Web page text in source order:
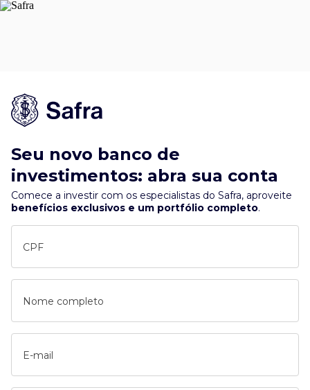
Seu novo banco de
investimentos: abra sua conta
Comece a investir com os especialistas do Safra, aproveite
benefícios exclusivos e um portfólio completo.
CPF
Nome completo
E-mail